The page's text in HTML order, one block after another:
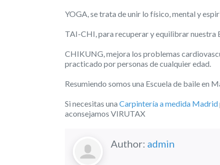
YOGA, se trata de unir lo físico, mental y
TAI-CHI, para recuperar y equilibrar nuestra
CHIKUNG, mejora los problemas
practicado por personas de cualquier edad.
Resumiendo somos una Escuela de baile en
Si necesitas una Carpintería a medida Madrid
aconsejamos VIRUTAX
Author: admin